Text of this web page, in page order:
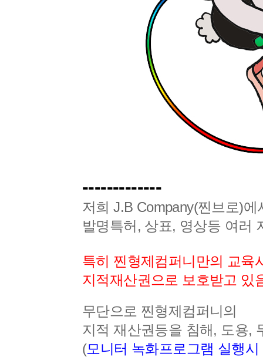
-------------
저희J.B Company(찐브로)에
발명특허, 상표, 영상등 여러
특히 찐형제컴퍼니만의 교육
지적재산권으로 보호받고 있
무단으로 찐형제컴퍼니의
지적 재산권등을 침해, 도용,
(모니터 녹화프로그램 실행시